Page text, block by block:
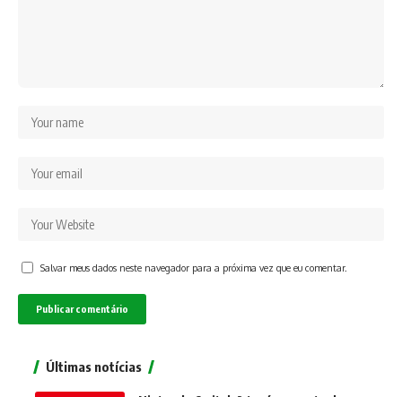
Salvar meus dados neste navegador para a próxima vez que eu comentar.
Últimas notícias